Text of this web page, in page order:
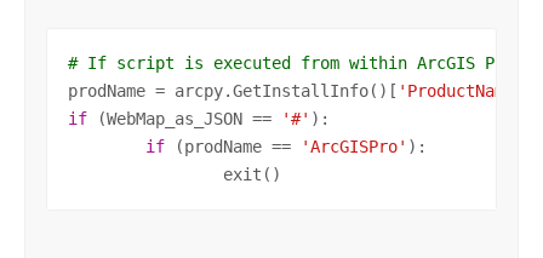
# If script is executed from within ArcGIS Pro,
prodName = arcpy.GetInstallInfo()[ 'ProductName'
if (WebMap_as_JSON == '#' ):
if (prodName == 'ArcGISPro' ):
		exit()